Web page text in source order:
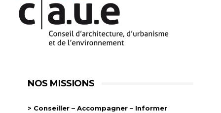
NOS MISSIONS
> Conseiller – Accompagner – Informer